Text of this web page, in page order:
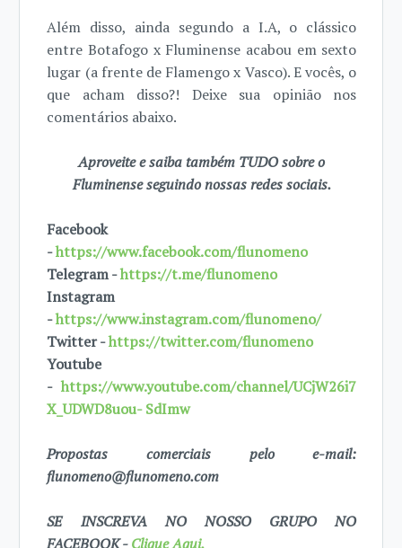
Além disso, ainda segundo a I.A, o clássico
entre Botafogo x Fluminense acabou em sexto
lugar (a frente de Flamengo x Vasco). E vocês, o
que acham disso?! Deixe sua opinião nos
comentários abaixo.
Aproveite e saiba também TUDO sobre o
Fluminense seguindo nossas redes sociais.
Facebook
-https://www.facebook.com/flunomeno
Telegram -https://t.me/flunomeno
Instagram
-https://www.instagram.com/flunomeno/
Twitter -https://twitter.com/flunomeno
Youtube
-https://www.youtube.com/channel/UCjW26i7
X_UDWD8uou- SdImw
Propostas comerciais pelo e-mail:
flunomeno@flunomeno.com
SE INSCREVA NO NOSSO GRUPO NO
FACEBOOK -Clique Aqui.